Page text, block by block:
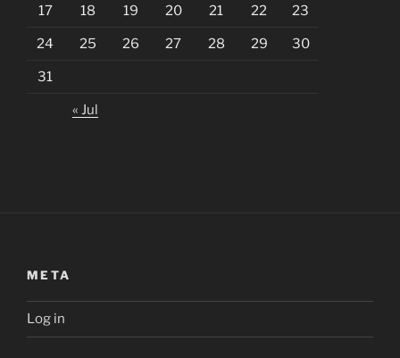
17 18 19 20 21 22 23
24 25 26 27 28 29 30
31
« Jul
META
Log in